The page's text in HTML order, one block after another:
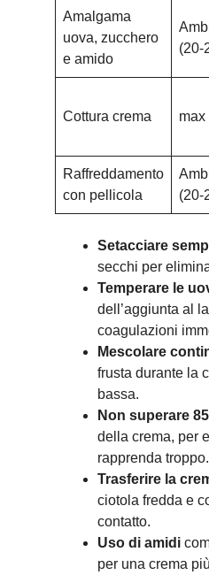
Amalgama
uova, zucchero
e amido
(20-
Cottura crema max
Raffreddamento
con pellicola
(20-
Setacciare
secchi per
Temperare le
dell’aggiunta al
coagulazioni
Mescolare
frusta durante la
bassa.
Non superare
della crema, per
rapprenda troppo.
Trasferire la
ciotola fredda e
contatto.
Uso di amidi
per una crema